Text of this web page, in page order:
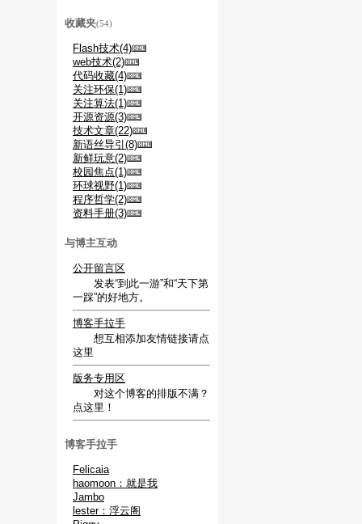
收藏夹(54)
Flash技术(4)
web技术(2)
代码收藏(4)
关注环保(1)
关注算法(1)
开源资源(3)
技术文章(22)
新语丝导引(8)
新鲜玩意(2)
校园焦点(1)
环球视野(1)
程序哲学(2)
资料手册(3)
与博主互动
公开留言区
发表“到此一游”和“天下第
一踩”的好地方。
博客手拉手
想互相添加友情链接请点
这里
版务专用区
对这个博客的排版不满？
点这里！
博客手拉手
Felicaia
haomoon：就是我
Jambo
lester：浮云阁